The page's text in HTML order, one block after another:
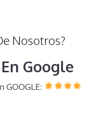
Nosotros?
Google
GOOGLE: